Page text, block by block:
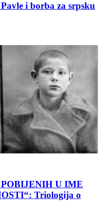
i borba za srpsku
U IME
Triologija o